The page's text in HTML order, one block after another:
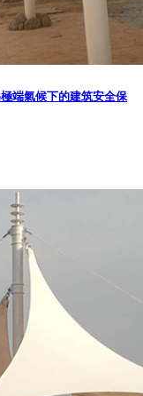
端氣候下的建筑安全保